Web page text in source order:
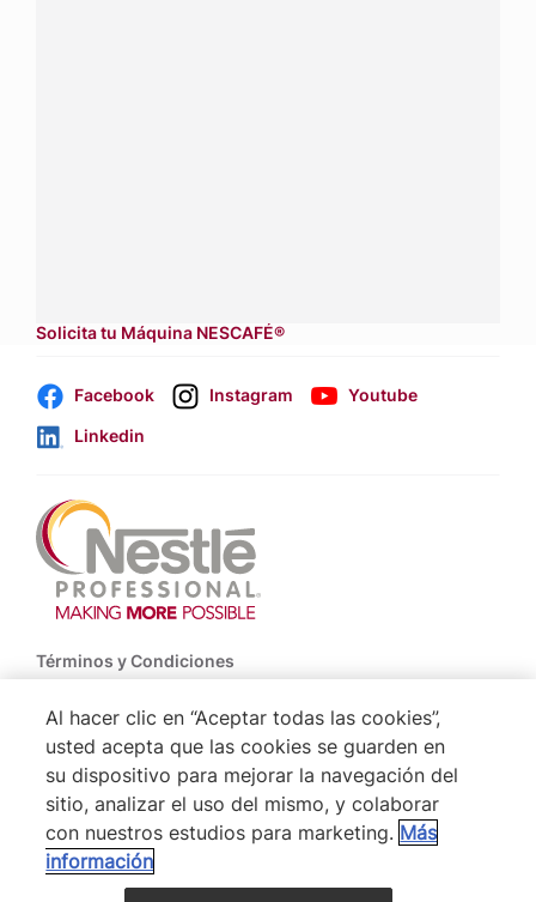
Solicita tu Máquina NESCAFÉ®
Facebook Instagram
Youtube
Linkedin
Footer
Términos y Condiciones
Politica De Privacidad NESTLÉ
Mapa del Sitio
® Nestlé 2026
Al hacer clic en “Aceptar todas las cookies”,
usted acepta que las cookies se guarden en
su dispositivo para mejorar la navegación del
sitio, analizar el uso del mismo, y colaborar
con nuestros estudios para marketing. Más
información